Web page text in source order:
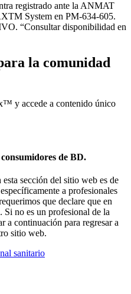
registrado ante la ANMAT
System en PM-634-605.
“Consultar disponibilidad en
la comunidad
y accede a contenido único
de BD.
sección del sitio web es de
a profesionales
que declare que en
Si no es un profesional de la
a continuación para regresar a
sitio web.
sanitario